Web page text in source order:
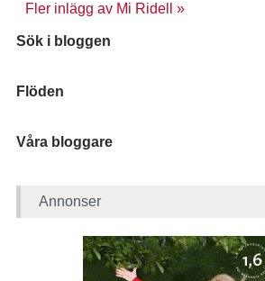
Fler inlägg av Mi Ridell »
Sök i bloggen
Flöden
Våra bloggare
Annonser